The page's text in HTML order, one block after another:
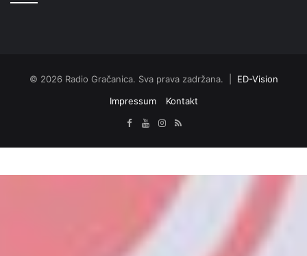
© 2026 Radio Gračanica. Sva prava zadržana. | ED-Vision
Impressum
Kontakt